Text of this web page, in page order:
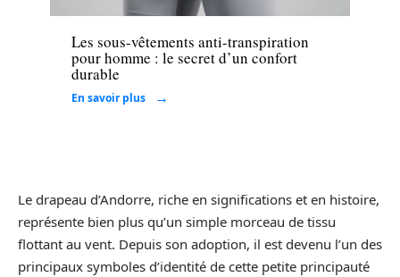
Les sous-vêtements anti-transpiration
pour homme : le secret d’un confort
durable
En savoir plus
Le drapeau d’Andorre, riche en significations et en histoire,
représente bien plus qu’un simple morceau de tissu
flottant au vent. Depuis son adoption, il est devenu l’un des
principaux symboles d’identité de cette petite principauté